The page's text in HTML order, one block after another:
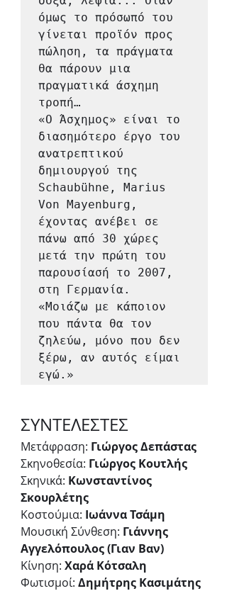
όμως το πρόσωπό του
γίνεται προϊόν προς
πώληση, τα πράγματα
θα πάρουν μια
πραγματικά άσχημη
τροπή…
«Ο Άσχημος» είναι το
διασημότερο έργο του
ανατρεπτικού
δημιουργού της
Schaubühne, Marius
Von Mayenburg,
έχοντας ανέβει σε
πάνω από 30 χώρες
μετά την πρώτη του
παρουσίασή το 2007,
στη Γερμανία.
«Μοιάζω με κάποιον
που πάντα θα τον
ζηλεύω, μόνο που δεν
ξέρω, αν αυτός είμαι
εγώ.»
ΣΥΝΤΕΛΕΣΤΕΣ
Μετάφραση: Γιώργος Δεπάστας
Σκηνοθεσία: Γιώργος Κουτλής
Σκηνικά: Κωνσταντίνος
Σκουρλέτης
Κοστούμια: Ιωάννα Τσάμη
Μουσική Σύνθεση: Γιάννης
Αγγελόπουλος (Γιαν Βαν)
Κίνηση: Χαρά Κότσαλη
Φωτισμοί: Δημήτρης Κασιμάτης